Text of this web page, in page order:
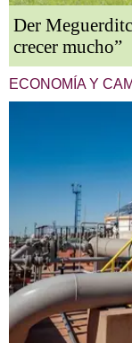
Der
crecer mucho”
ECONOMÍA Y